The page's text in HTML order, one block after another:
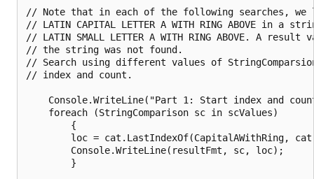
// Note that in each of the following searches,
// LATIN CAPITAL LETTER A WITH RING ABOVE in a
// LATIN SMALL LETTER A WITH RING ABOVE. A
// the string was not found.
// Search using different values of
// index and count.
Console.WriteLine("Part 1: Start index and
    foreach (StringComparison sc in scValues)
        {
loc = cat.LastIndexOf(CapitalAWithRing,
        Console.WriteLine(resultFmt, sc, loc);
        }